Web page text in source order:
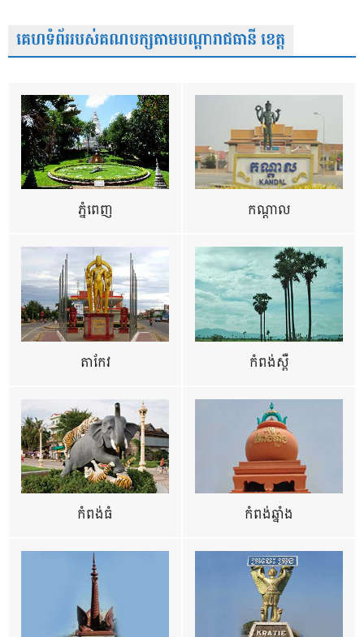
គេហទំព័ររបស់គណបក្សតាមបណ្តារាជធានី ខេត្ត
ភ្នំពេញ កណ្តាល
តាកែវ កំពង់ស្ពឺ
កំពង់ធំ កំពង់ឆ្នាំង